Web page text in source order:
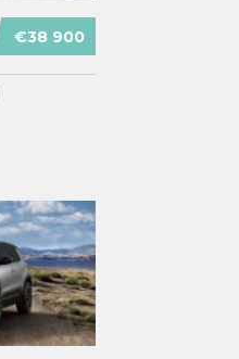
€38 900